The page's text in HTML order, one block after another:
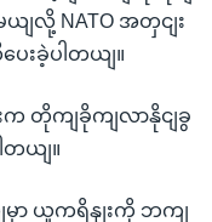
ယျလို့ NATO အတှငျး
ေးခဲ့ပါတယျ။
က တိုကျခိုကျလာနိုငျခွ
တယျ။
မှာ ယူကရိနျးကို ဘကျ